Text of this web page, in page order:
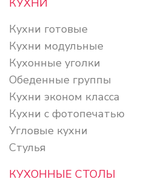
Кухни готовые
Кухни модульные
Кухонные уголки
Обеденные группы
Кухни эконом класса
Кухни с фотопечатью
Угловые кухни
Стулья
КУХОННЫЕ СТОЛЫ